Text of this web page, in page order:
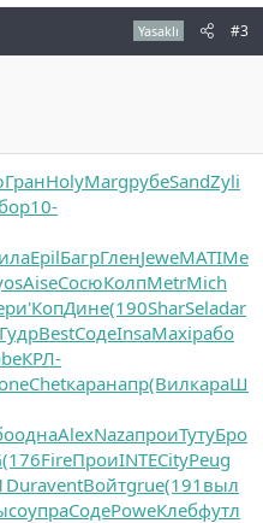
Yasaklı #3
ГранHolyMargрубеSandZyli
10-
EpilБагрГленJeweMATIMe
AiseСосюКолпMetrMich
'КопДине(190SharSeladar
ГудрBestСодеInsaMaxiрабо
КРЛ-
Chetкаранапр(ВилкараШ
однаAlexNazaпроиТутуБро
(176FireПроиINTECityPeug
DuraventВойтgrue(191 выл
упраСодеPoweКлебфутл